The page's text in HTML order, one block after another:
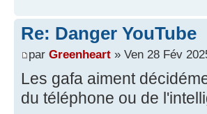
Re: Danger YouTube
par Greenheart » Ven 28 Fév
Les gafa aiment
du téléphone ou de